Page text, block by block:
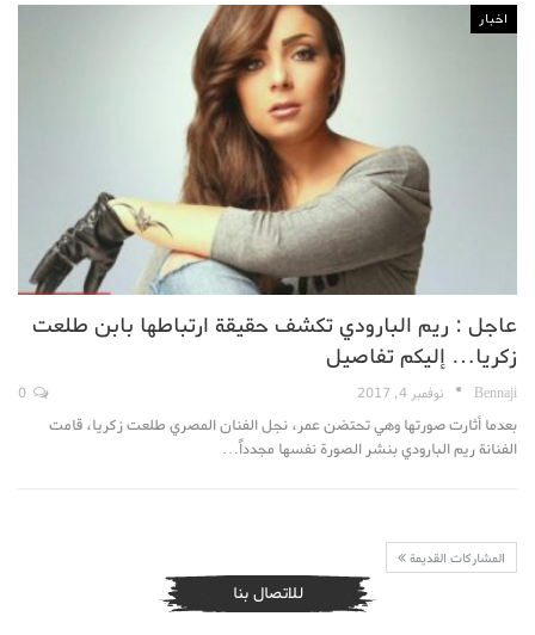
اخبار
عاجل : ريم البارودي تكشف حقيقة ارتباطها بابن طلعت
زكريا… إليكم تفاصيل
Bennaji نوفمبر 4, 2017
بعدما أثارت صورتها وهي تحتضن عمر، نجل الفنان المصري طلعت زكريا، قامت
الفنانة ريم البارودي بنشر الصورة نفسها مجدداً…
المشاركات القديمة
للاتصال بنا